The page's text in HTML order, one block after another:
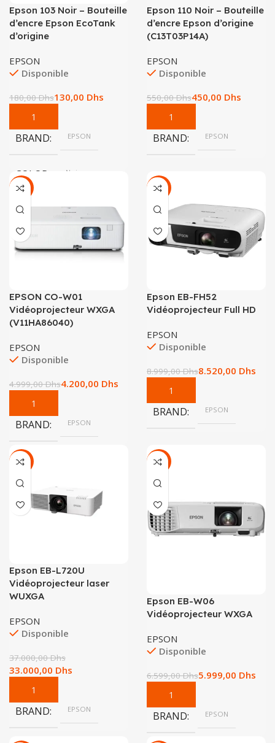
Epson 103 Noir – Bouteille
d’encre Epson EcoTank
d’origine
EPSON
Disponible
180,00Dhs130,00 Dhs
BRAND EPSON
COLOR Noir
Epson 110 Noir – Bouteille
d’encre Epson d’origine
(C13T03P14A)
EPSON
Disponible
550,00Dhs450,00 Dhs
BRAND EPSON
-16%
EPSON CO-W01
Vidéoprojecteur WXGA
(V11HA86040)
EPSON
Disponible
4.999,00Dhs4.200,00 Dhs
BRAND EPSON
-5%
Epson EB-FH52
Vidéoprojecteur Full HD
EPSON
Disponible
8.999,00Dhs8.520,00 Dhs
BRAND EPSON
-11%
Epson EB-L720U
Vidéoprojecteur laser
WUXGA
EPSON
Disponible
37.000,00Dhs
33.000,00 Dhs
BRAND EPSON
-9%
Epson EB-W06
Vidéoprojecteur WXGA
EPSON
Disponible
6.599,00Dhs5.999,00 Dhs
BRAND EPSON